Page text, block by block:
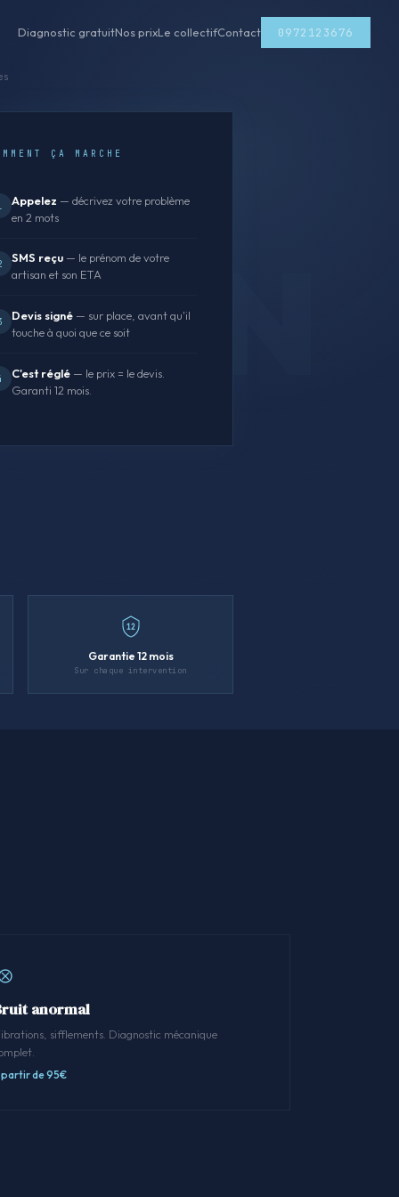
Diagnostic gratuitNos prixLe collectifContact 0972123676
ÇA MARCHE
Appelez — décrivez votre problème
en 2 mots
SMS reçu — le prénom de votre
artisan et son ETA
Devis signé — sur place, avant qu'il
touche à quoi que ce soit
C'est réglé — le prix = le devis.
Garanti 12 mois.
12
Garantie 12 mois
Sur chaque intervention
anormal
sifflements. Diagnostic mécanique
partir de 95€